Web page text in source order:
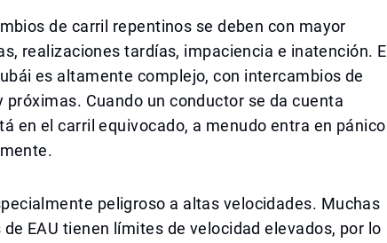
de carril repentinos se deben con mayor
realizaciones tardías, impaciencia e inatención. El
es altamente complejo, con intercambios de
Cuando un conductor se da cuenta
en el carril equivocado, a menudo entra en pánico
peligroso a altas velocidades. Muchas
EAU tienen límites de velocidad elevados, por lo